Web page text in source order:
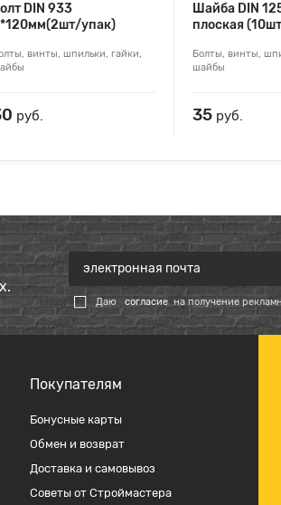
DIN 933
упак)
винты, шпильки, гайки,
руб.
Шайба DIN
плоская
Болты, винты,
шайбы
35 руб.
Даю согласие на получение
Покупателям
Бонусные карты
Обмен и возврат
Доставка и самовывоз
Советы от Строймастера